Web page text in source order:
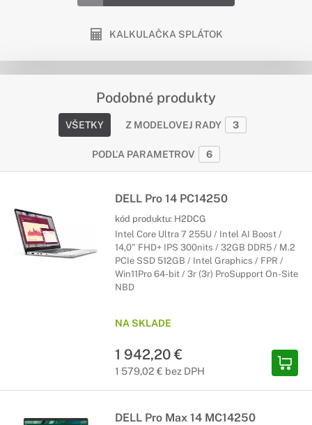
KALKULAČKA SPLÁTOK
Podobné produkty
VŠETKY Z MODELOVEJ RADY 3
PODĽA PARAMETROV 6
DELL Pro 14 PC14250
kód produktu: H2DCG
Intel Core Ultra 7 255U / Intel AI Boost /
14,0" FHD+ IPS 300nits / 32GB DDR5 / M.2
PCIe SSD 512GB / Intel Graphics / FPR /
Win11Pro 64-bit / 3r (3r) ProSupport On-Site
NBD
NA SKLADE
1 942,20 €
1 579,02 € bez DPH
DELL Pro Max 14 MC14250